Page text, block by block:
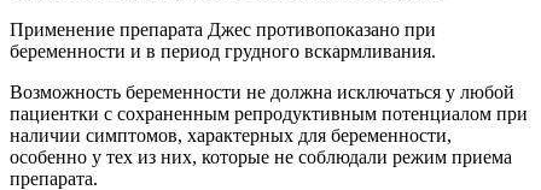
Применение препарата Джес противопоказано при
беременности и в период грудного вскармливания.
Возможность беременности не должна исключаться у любой
пациентки с сохраненным репродуктивным потенциалом при
наличии симптомов, характерных для беременности,
особенно у тех из них, которые не соблюдали режим приема
препарата.